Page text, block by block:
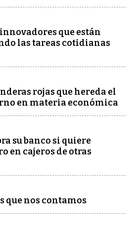
que están
las tareas cotidianas
rojas que hereda el
en materia económica
su banco si quiere
en cajeros de otras
que nos contamos